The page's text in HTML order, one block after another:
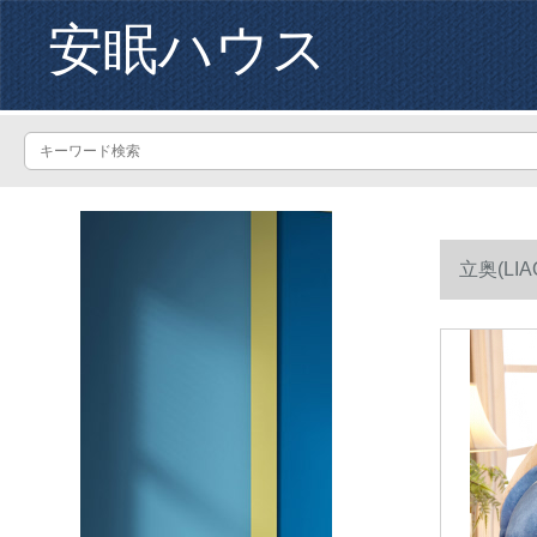
安眠ハウス
立奥
る。秋冬